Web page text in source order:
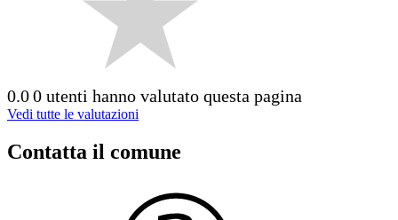
0.00 utenti hanno valutato questa pagina
Vedi tutte le valutazioni
Contatta il comune